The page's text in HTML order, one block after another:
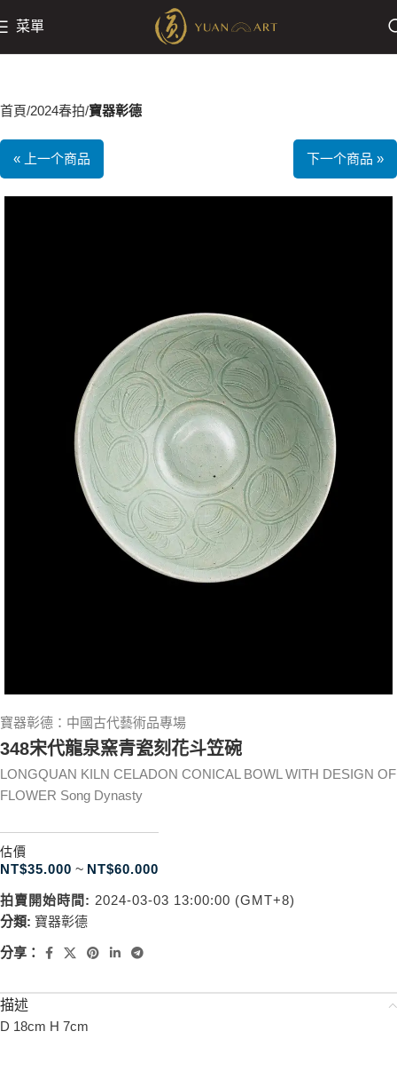
菜單
首頁 2024春拍 寶器彰德
« 上一个商品 下一个商品 »
寶器彰德：中國古代藝術品專場
348宋代龍泉窯青瓷刻花斗笠碗
LONGQUAN KILN CELADON CONICAL BOWL WITH DESIGN OF
FLOWER Song Dynasty
估價
NT$35.000 ~ NT$60.000
拍賣開始時間: 2024-03-03 13:00:00 (GMT+8)
分類: 寶器彰德
分享：
描述
D 18cm H 7cm